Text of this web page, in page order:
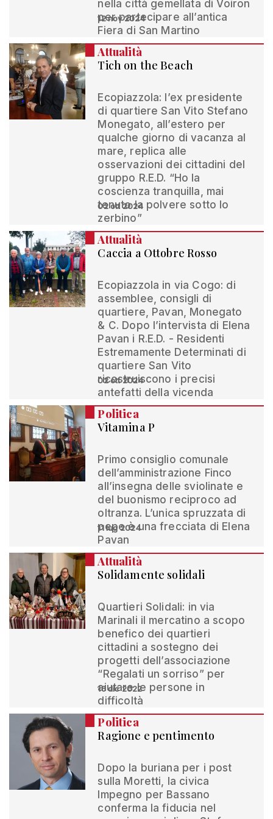
nella città gemellata di Voiron
per partecipare all’antica
Fiera di San Martino
12 nov 2024
Attualità
Tich on the Beach
Ecopiazzola: l’ex presidente
di quartiere San Vito Stefano
Monegato, all’estero per
qualche giorno di vacanza al
mare, replica alle
osservazioni dei cittadini del
gruppo R.E.D. “Ho la
coscienza tranquilla, mai
tenuto la polvere sotto lo
zerbino”
02 ott 2024
Attualità
Caccia a Ottobre Rosso
Ecopiazzola in via Cogo: di
assemblee, consigli di
quartiere, Pavan, Monegato
& C. Dopo l’intervista di Elena
Pavan i R.E.D. - Residenti
Estremamente Determinati di
quartiere San Vito
ricostruiscono i precisi
antefatti della vicenda
02 ott 2024
Politica
Vitamina P
Primo consiglio comunale
dell’amministrazione Finco
all’insegna delle sviolinate e
del buonismo reciproco ad
oltranza. L’unica spruzzata di
pepe è una frecciata di Elena
Pavan
11 lug 2024
Attualità
Solidamente solidali
Quartieri Solidali: in via
Marinali il mercatino a scopo
benefico dei quartieri
cittadini a sostegno dei
progetti dell’associazione
“Regalati un sorriso” per
aiutare le persone in
difficoltà
16 dic 2022
Politica
Ragione e pentimento
Dopo la buriana per i post
sulla Moretti, la civica
Impegno per Bassano
conferma la fiducia nel